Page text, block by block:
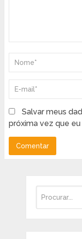
Salvar meus
próxima vez que eu